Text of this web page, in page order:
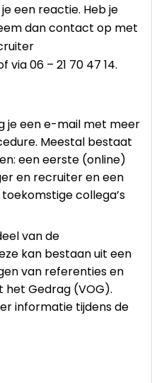
een reactie. Heb je
dan contact op met
via 06 – 21 70 47 14.
je een e-mail met meer
Meestal bestaat
een eerste (online)
en recruiter en een
collega’s
van de
kan bestaan uit een
van referenties en
Gedrag (VOG).
informatie tijdens de